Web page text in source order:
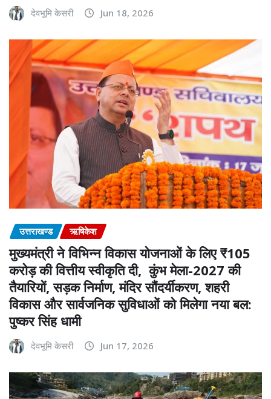
देवभूमि केसरी Jun 18, 2026
उत्तराखण्ड ऋषिकेश
मुख्यमंत्री ने विभिन्न विकास योजनाओं के लिए ₹105
करोड़ की वित्तीय स्वीकृति दी, कुंभ मेला-2027 की
तैयारियों, सड़क निर्माण, मंदिर सौंदर्यीकरण, शहरी
विकास और सार्वजनिक सुविधाओं को मिलेगा नया बल:
पुष्कर सिंह धामी
देवभूमि केसरी Jun 17, 2026